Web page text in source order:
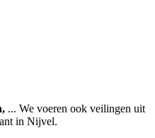
... We voeren ook veilingen uit
in Nijvel.